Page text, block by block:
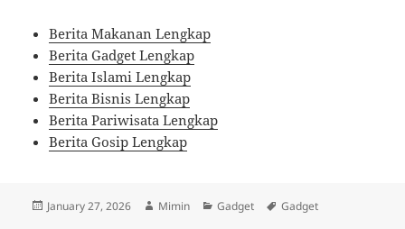
Berita Makanan Lengkap
Berita Gadget Lengkap
Berita Islami Lengkap
Berita Bisnis Lengkap
Berita Pariwisata Lengkap
Berita Gosip Lengkap
Posted
January 27, 2026 Author
Mimin Categories
Gadget Tags
Gadget